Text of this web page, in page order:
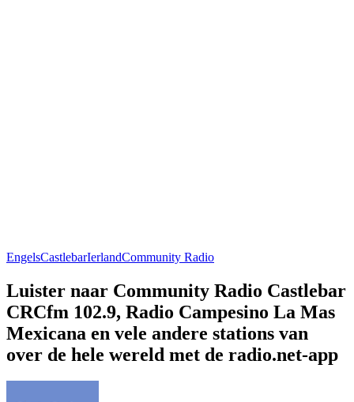
EngelsCastlebarIerlandCommunity Radio
Luister naar Community Radio Castlebar
CRCfm 102.9, Radio Campesino La Mas
Mexicana en vele andere stations van
over de hele wereld met de radio.net-app